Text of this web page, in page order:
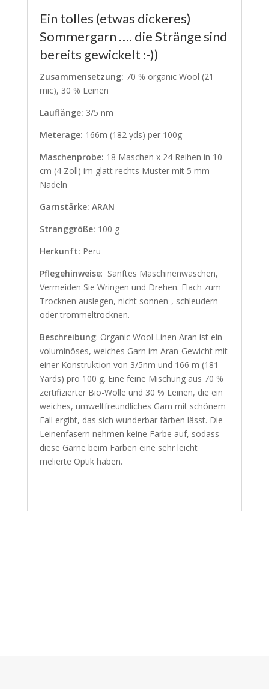
Ein tolles (etwas dickeres)
Sommergarn …. die Stränge sind
bereits gewickelt :-))
Zusammensetzung: 70 % organic Wool (21
mic), 30 % Leinen
Lauflänge: 3/5 nm
Meterage: 166m (182 yds) per 100g
Maschenprobe: 18 Maschen x 24 Reihen in 10
cm (4 Zoll) im glatt rechts Muster mit 5 mm
Nadeln
Garnstärke: ARAN
Stranggröße: 100 g
Herkunft: Peru
Pflegehinweise: Sanftes Maschinenwaschen,
Vermeiden Sie Wringen und Drehen. Flach zum
Trocknen auslegen, nicht sonnen-, schleudern
oder trommeltrocknen.
Beschreibung: Organic Wool Linen Aran ist ein
voluminöses, weiches Garn im Aran-Gewicht mit
einer Konstruktion von 3/5nm und 166 m (181
Yards) pro 100 g. Eine feine Mischung aus 70 %
zertifizierter Bio-Wolle und 30 % Leinen, die ein
weiches, umweltfreundliches Garn mit schönem
Fall ergibt, das sich wunderbar färben lässt. Die
Leinenfasern nehmen keine Farbe auf, sodass
diese Garne beim Färben eine sehr leicht
melierte Optik haben.